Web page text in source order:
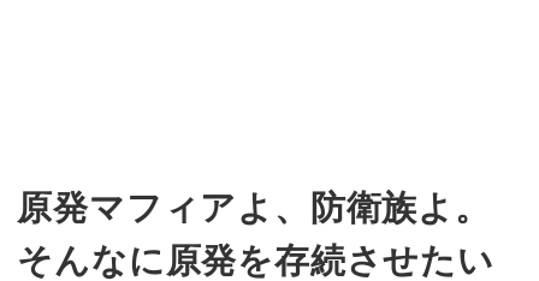
原発マフィアよ、防衛族よ。
そんなに原発を存続させたい